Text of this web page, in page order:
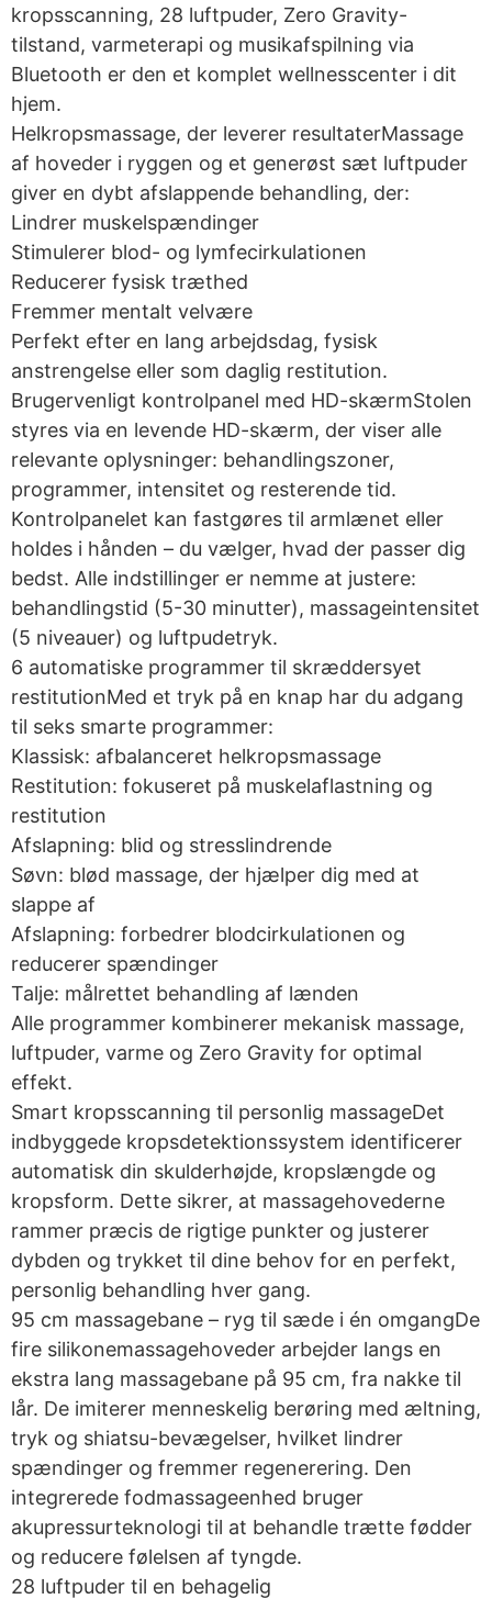
kropsscanning, 28 luftpuder, Zero Gravity-
tilstand, varmeterapi og musikafspilning via
Bluetooth er den et komplet wellnesscenter i dit
hjem.
Helkropsmassage, der leverer resultaterMassage
af hoveder i ryggen og et generøst sæt luftpuder
giver en dybt afslappende behandling, der:
Lindrer muskelspændinger
Stimulerer blod- og lymfecirkulationen
Reducerer fysisk træthed
Fremmer mentalt velvære
Perfekt efter en lang arbejdsdag, fysisk
anstrengelse eller som daglig restitution.
Brugervenligt kontrolpanel med HD-skærmStolen
styres via en levende HD-skærm, der viser alle
relevante oplysninger: behandlingszoner,
programmer, intensitet og resterende tid.
Kontrolpanelet kan fastgøres til armlænet eller
holdes i hånden – du vælger, hvad der passer dig
bedst. Alle indstillinger er nemme at justere:
behandlingstid (5-30 minutter), massageintensitet
(5 niveauer) og luftpudetryk.
6 automatiske programmer til skræddersyet
restitutionMed et tryk på en knap har du adgang
til seks smarte programmer:
Klassisk: afbalanceret helkropsmassage
Restitution: fokuseret på muskelaflastning og
restitution
Afslapning: blid og stresslindrende
Søvn: blød massage, der hjælper dig med at
slappe af
Afslapning: forbedrer blodcirkulationen og
reducerer spændinger
Talje: målrettet behandling af lænden
Alle programmer kombinerer mekanisk massage,
luftpuder, varme og Zero Gravity for optimal
effekt.
Smart kropsscanning til personlig massageDet
indbyggede kropsdetektionssystem identificerer
automatisk din skulderhøjde, kropslængde og
kropsform. Dette sikrer, at massagehovederne
rammer præcis de rigtige punkter og justerer
dybden og trykket til dine behov for en perfekt,
personlig behandling hver gang.
95 cm massagebane – ryg til sæde i én omgangDe
fire silikonemassagehoveder arbejder langs en
ekstra lang massagebane på 95 cm, fra nakke til
lår. De imiterer menneskelig berøring med æltning,
tryk og shiatsu-bevægelser, hvilket lindrer
spændinger og fremmer regenerering. Den
integrerede fodmassageenhed bruger
akupressurteknologi til at behandle trætte fødder
og reducere følelsen af tyngde.
28 luftpuder til en behagelig